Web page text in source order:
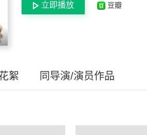
立即播放 豆瓣
絮 同导演/演员作品